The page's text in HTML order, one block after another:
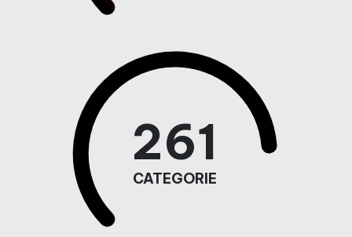
261
CATEGORIE